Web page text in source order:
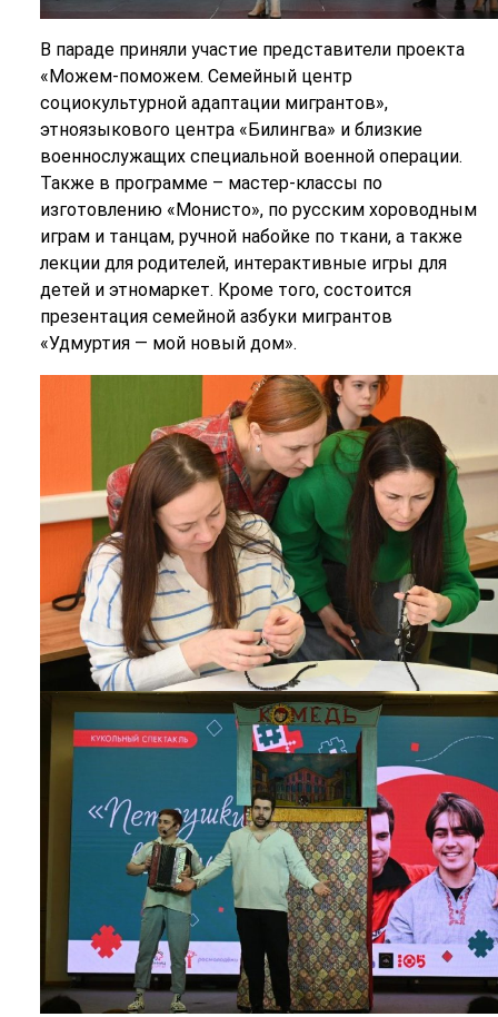
В параде приняли участие представители проекта
«Можем-поможем. Семейный центр
социокультурной адаптации мигрантов»,
этноязыкового центра «Билингва» и близкие
военнослужащих специальной военной операции.
Также в программе – мастер-классы по
изготовлению «Монисто», по русским хороводным
играм и танцам, ручной набойке по ткани, а также
лекции для родителей, интерактивные игры для
детей и этномаркет. Кроме того, состоится
презентация семейной азбуки мигрантов
«Удмуртия — мой новый дом».